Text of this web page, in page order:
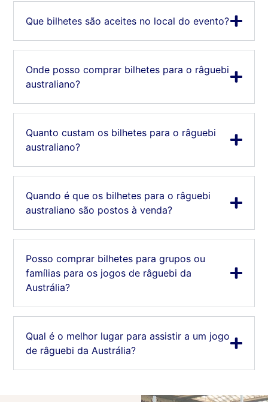
Que bilhetes são aceites no local do evento?
Onde posso comprar bilhetes para o râguebi
australiano?
Quanto custam os bilhetes para o râguebi
australiano?
Quando é que os bilhetes para o râguebi
australiano são postos à venda?
Posso comprar bilhetes para grupos ou
famílias para os jogos de râguebi da
Austrália?
Qual é o melhor lugar para assistir a um jogo
de râguebi da Austrália?